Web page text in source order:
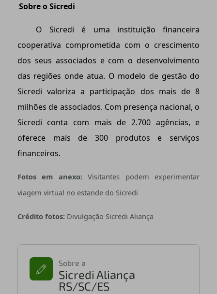
Sobre o Sicredi
O Sicredi é uma instituição financeira
cooperativa comprometida com o crescimento
dos seus associados e com o desenvolvimento
das regiões onde atua. O modelo de gestão do
Sicredi valoriza a participação dos mais de 8
milhões de associados. Com presença nacional, o
Sicredi conta com mais de 2.700 agências, e
oferece mais de 300 produtos e serviços
financeiros.
Fotos em anexo:Visitantes podem experimentar
viagem virtual no estande do Sicredi
Crédito fotos:Divulgação Sicredi Aliança
Sobre a
Sicredi Aliança
RS/SC/ES